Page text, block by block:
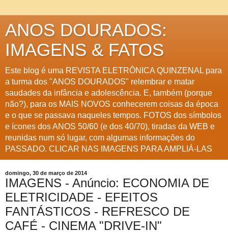
ANOS DOURADOS:
IMAGENS & FATOS
Este blog é uma REVISTA ELETRÔNICA QUINZENAL para
a turma dos "ANOS DOURADOS" relembrar e matar
saudades da infância e adolescência. E, também (porque
não?), para os MAIS NOVOS conhecerem coisas da época
e o que se passava naqueles tempos. FOTOS dos símbolos
e ícones dos ANOS 50/60 (e dos 40/70), tiradas da WEB e
reunidas num só lugar, com algumas informações do
PASSADO. CLICAR NAS IMAGENS PARA AMPLIÁ-LAS
domingo, 30 de março de 2014
IMAGENS - Anúncio: ECONOMIA DE
ELETRICIDADE - EFEITOS
FANTÁSTICOS - REFRESCO DE
CAFÉ - CINEMA "DRIVE-IN"